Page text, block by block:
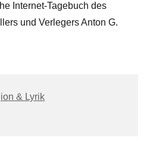
Internet-Tagebuch des
und Verlegers Anton G.